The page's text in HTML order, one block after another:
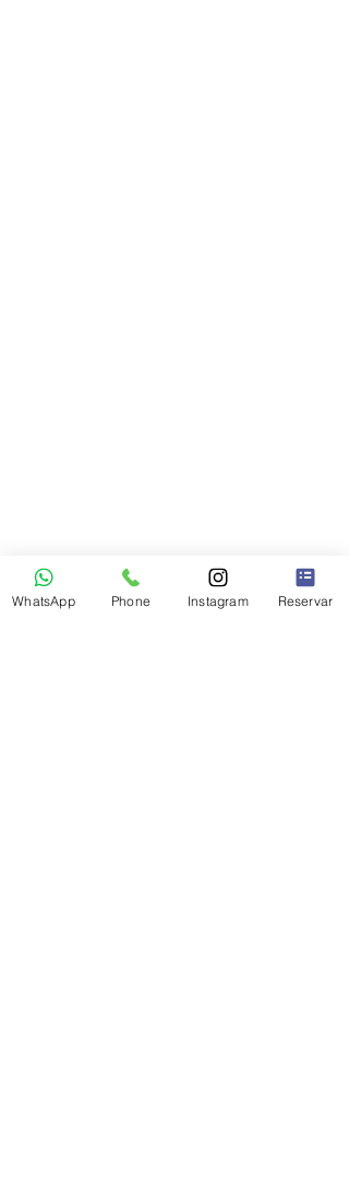
WhatsApp Phone Instagram Reservar